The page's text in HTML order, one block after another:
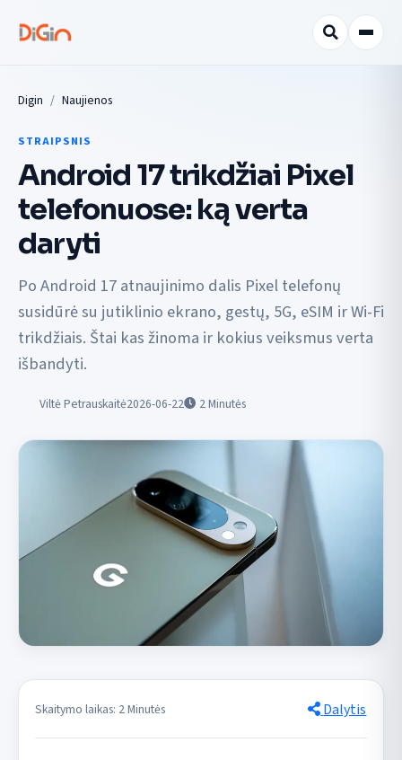
Digin Naujienos
STRAIPSNIS
Android 17 trikdžiai Pixel
telefonuose: ką verta
daryti
Po Android 17 atnaujinimo dalis Pixel telefonų
susidūrė su jutiklinio ekrano, gestų, 5G, eSIM ir Wi-Fi
trikdžiais. Štai kas žinoma ir kokius veiksmus verta
išbandyti.
Viltė Petrauskaitė2026-06-22 2Minutės
Skaitymo laikas: 2 Minutės Dalytis